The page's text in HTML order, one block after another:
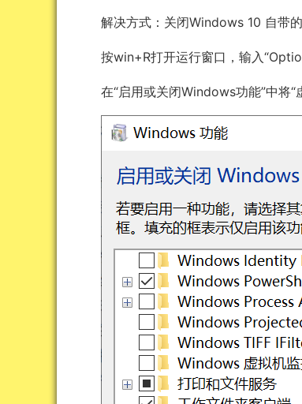
解决方式：关闭Windows 10 自带的
按win+R打开运行窗口，输入
在“启用或关闭Windows功能”中将“